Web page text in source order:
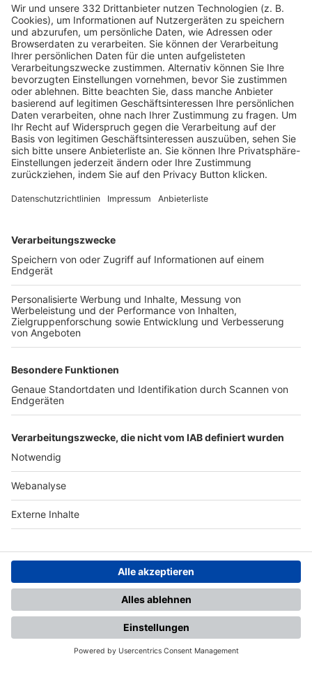
HÄUFIG BESUCHTE SEITEN
Pässe und Vereinswechsel
Trainerausbildung
Schulungsangebot Vereinsmitarbeiter
BFV-Geschäftsstellen
Trainerbörse
Login SpielPlus
TOP-VEREINE
TOP-PARTNER
SFV DFB